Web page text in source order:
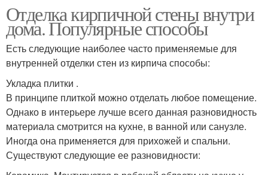
Отделка кирпичной стены внутри
дома. Популярные способы
Есть следующие наиболее часто применяемые для
внутренней отделки стен из кирпича способы:
Укладка плитки .
В принципе плиткой можно отделать любое помещение.
Однако в интерьере лучше всего данная разновидность
материала смотрится на кухне, в ванной или санузле.
Иногда она применяется для прихожей и спальни.
Существуют следующие ее разновидности: